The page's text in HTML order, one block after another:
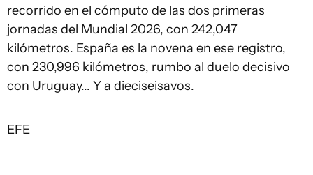
recorrido en el cómputo de las dos primeras
jornadas del Mundial 2026, con 242,047
kilómetros. España es la novena en ese registro,
con 230,996 kilómetros, rumbo al duelo decisivo
con Uruguay... Y a dieciseisavos.
EFE